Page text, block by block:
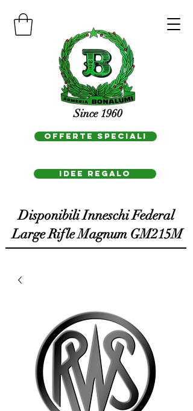
OFFERTE SPECIALI
Since 1960
IDEE REGAlo
Disponibili Inneschi Federal
Large Rifle Magnum GM215M